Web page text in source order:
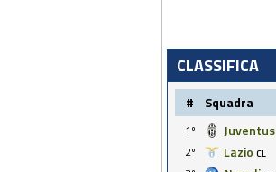
CLASSIFICA
# Squadra
1º Juventus
2º
Lazio CL